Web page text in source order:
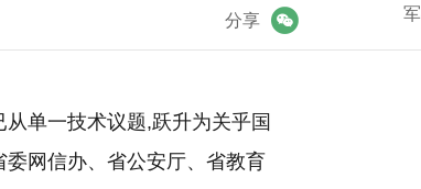
分享
单一技术议题,跃升为关乎国
网信办、省公安厅、省教育